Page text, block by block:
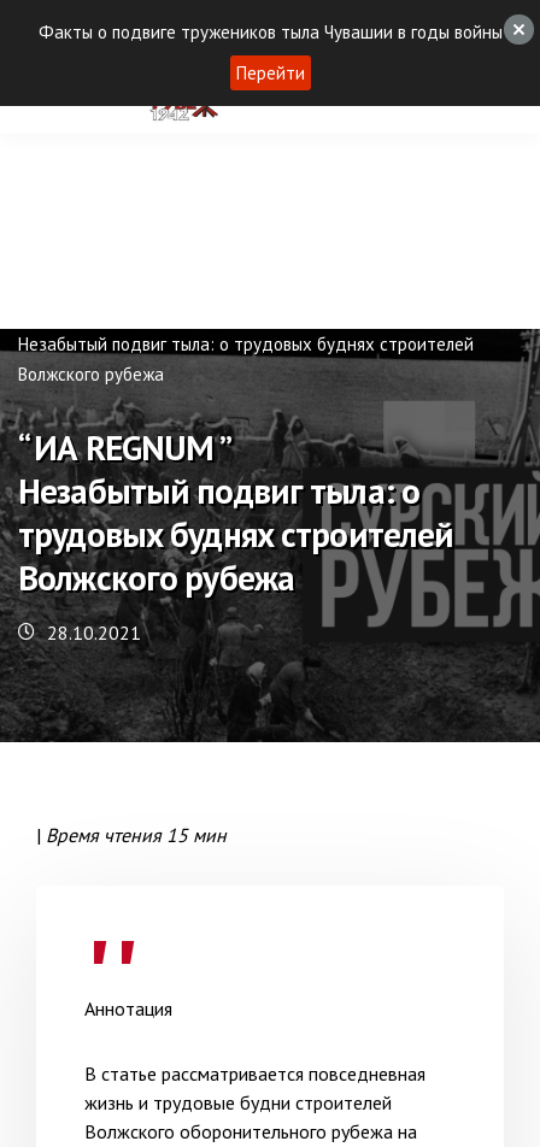
Незабытый подвиг тыла: о трудовых буднях строителей
Волжского рубежа
“ ИА REGNUM ”
Незабытый подвиг тыла: о
трудовых буднях строителей
Волжского рубежа
28.10.2021
| Время чтения 15 мин
Аннотация
В статье рассматривается повседневная
жизнь и трудовые будни строителей
Волжского оборонительного рубежа на
Факты о подвиге тружеников тыла Чувашии в годы войны
Перейти